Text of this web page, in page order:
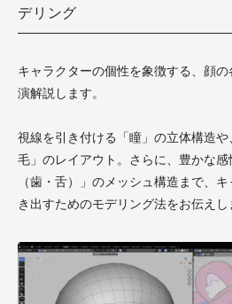
デリング
キャラクターの個性を象徴する、顔
演解説します。
視線を引き付ける「瞳」の立体構造
毛」のレイアウト。さらに、豊かな
（歯・舌）」のメッシュ構造まで、
き出すためのモデリング法をお伝えし